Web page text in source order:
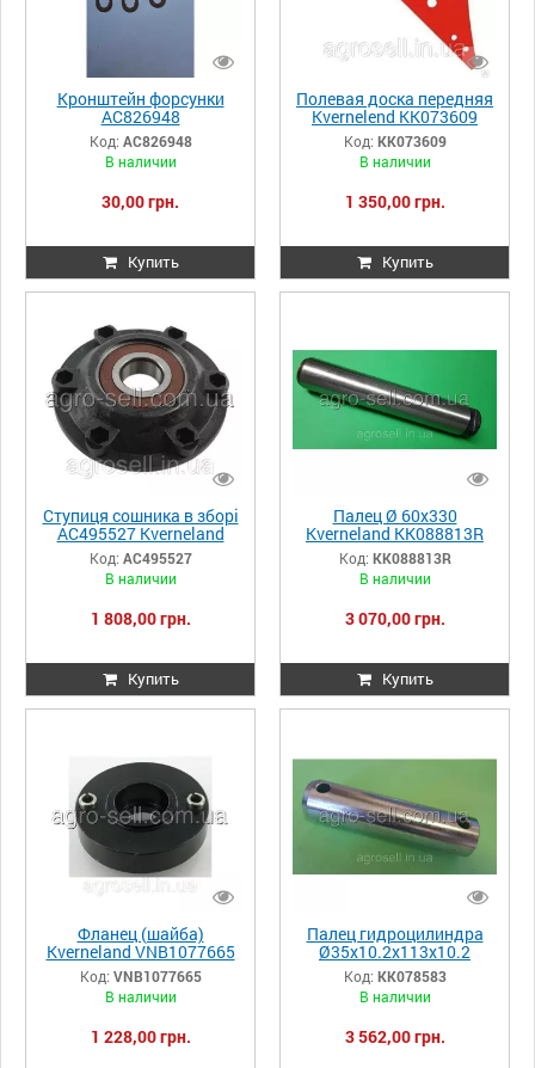
Кронштейн форсунки
AC826948
Код: AC826948
В наличии
30,00 грн.
Купить
Полевая доска передняя
Kvernelend KK073609
Код: KK073609
В наличии
1 350,00 грн.
Купить
Ступиця сошника в зборі
AC495527 Kverneland
Код: AC495527
В наличии
1 808,00 грн.
Купить
Палец Ø 60х330
Kverneland KK088813R
Код: KK088813R
В наличии
3 070,00 грн.
Купить
Фланец (шайба)
Kverneland VNB1077665
Код: VNB1077665
В наличии
1 228,00 грн.
Палец гидроцилиндра
Ø35х10.2х113х10.2
Kverneland KK078583
Код: KK078583
В наличии
3 562,00 грн.